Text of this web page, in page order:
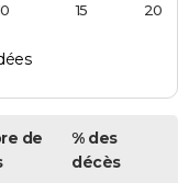
15 20
de
% des
décès